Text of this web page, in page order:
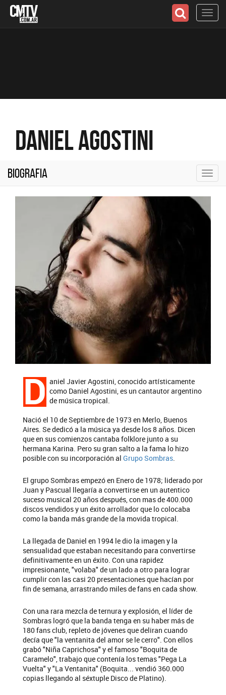
Daniel Agostini
Biografia
D aniel Javier Agostini, conocido artísticamente
como Daniel Agostini, es un cantautor argentino
de música tropical.
Nació el 10 de Septiembre de 1973 en Merlo, Buenos
Aires. Se dedicó a la música ya desde los 8 años. Dicen
que en sus comienzos cantaba folklore junto a su
hermana Karina. Pero su gran salto a la fama lo hizo
posible con su incorporación al Grupo Sombras.
El grupo Sombras empezó en Enero de 1978; liderado por
Juan y Pascual llegaría a convertirse en un autentico
suceso musical 20 años después, con mas de 400.000
discos vendidos y un éxito arrollador que lo colocaba
como la banda más grande de la movida tropical.
La llegada de Daniel en 1994 le dio la imagen y la
sensualidad que estaban necesitando para convertirse
definitivamente en un éxito. Con una rapidez
impresionante, "volaba" de un lado a otro para lograr
cumplir con las casi 20 presentaciones que hacían por
fin de semana, arrastrando miles de fans en cada show.
Con una rara mezcla de ternura y explosión, el líder de
Sombras logró que la banda tenga en su haber más de
180 fans club, repleto de jóvenes que deliran cuando
decía que "la ventanita del amor se le cerro". Con ellos
grabó "Niña Caprichosa" y el famoso "Boquita de
Caramelo", trabajo que contenía los temas "Pega La
Vuelta" y "La Ventanita" (Boquita... vendió 360.000
copias llegando al séxtuple Disco de Platino).